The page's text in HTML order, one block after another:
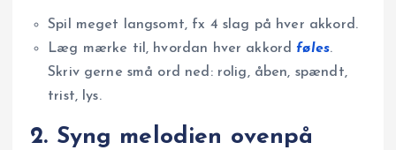
Spil meget langsomt, fx 4 slag på hver akkord.
Læg mærke til, hvordan hver akkordføles.
Skriv gerne små ord ned: rolig, åben, spændt,
trist, lys.
2. Syng melodien ovenpå